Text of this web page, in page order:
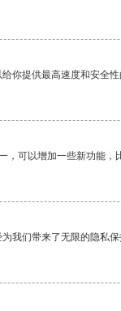
你提供最高速度和安全
，可以增加一些新功能，
我们带来了无限的隐私保